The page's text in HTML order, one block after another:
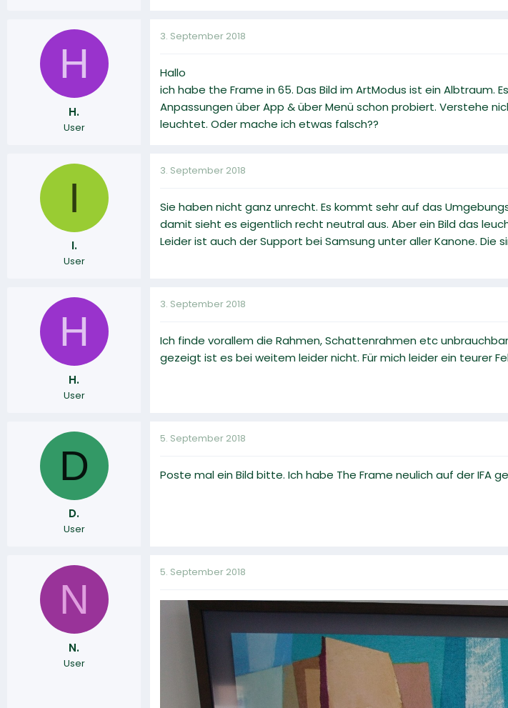
H
H.
User
3. September 2018
Hallo
ich habe the Frame in 65. Das Bild im ArtModus ist ein Albtraum.
Anpassungen über App & über Menü schon probiert. Verstehe
leuchtet. Oder mache ich etwas falsch??
I
I.
User
3. September 2018
Sie haben nicht ganz unrecht. Es kommt sehr auf das
damit sieht es eigentlich recht neutral aus. Aber ein Bild das
Leider ist auch der Support bei Samsung unter aller Kanone. Die
H
H.
User
3. September 2018
Ich finde vorallem die Rahmen, Schattenrahmen etc
gezeigt ist es bei weitem leider nicht. Für mich leider ein teurer
D
D.
User
5. September 2018
Poste mal ein Bild bitte. Ich habe The Frame neulich auf der IFA
N
N.
User
5. September 2018